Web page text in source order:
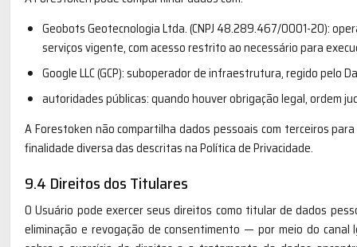
Geobots Geotecnologia Ltda. (CNPJ 48.289.467/0001-20):
serviços vigente, com acesso restrito ao necessário para
Google LLC (GCP): suboperador de infraestrutura, regido pelo
autoridades públicas: quando houver obrigação legal, ordem
A Forestoken não compartilha dados pessoais com terceiros
finalidade diversa das descritas na Política de Privacidade.
9.4 Direitos dos Titulares
O Usuário pode exercer seus direitos como titular de dados
eliminação e revogação de consentimento — por meio do canal